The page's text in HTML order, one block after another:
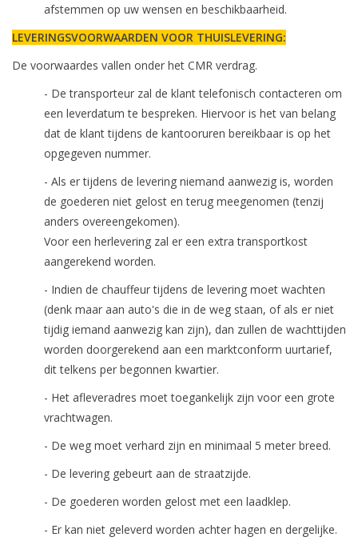
afstemmen op uw wensen en beschikbaarheid.
LEVERINGSVOORWAARDEN VOOR THUISLEVERING:
De voorwaardes vallen onder het CMR verdrag.
- De transporteur zal de klant telefonisch contacteren om
een leverdatum te bespreken. Hiervoor is het van belang
dat de klant tijdens de kantooruren bereikbaar is op het
opgegeven nummer.
- Als er tijdens de levering niemand aanwezig is, worden
de goederen niet gelost en terug meegenomen (tenzij
anders overeengekomen).
Voor een herlevering zal er een extra transportkost
aangerekend worden.
- Indien de chauffeur tijdens de levering moet wachten
(denk maar aan auto's die in de weg staan, of als er niet
tijdig iemand aanwezig kan zijn), dan zullen de wachttijden
worden doorgerekend aan een marktconform uurtarief,
dit telkens per begonnen kwartier.
- Het afleveradres moet toegankelijk zijn voor een grote
vrachtwagen.
- De weg moet verhard zijn en minimaal 5 meter breed.
- De levering gebeurt aan de straatzijde.
- De goederen worden gelost met een laadklep.
- Er kan niet geleverd worden achter hagen en dergelijke.